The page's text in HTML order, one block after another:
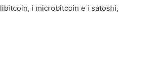
i microbitcoin e i satoshi,